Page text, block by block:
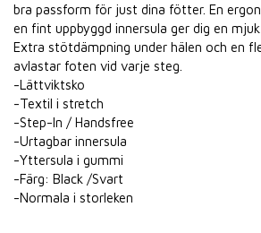
bra passform för just dina fötter. En
en fint uppbyggd innersula ger dig en
Extra stötdämpning under hälen och en
avlastar foten vid varje steg.
-Lättviktsko
-Textil i stretch
-Step-In / Handsfree
-Urtagbar innersula
-Yttersula i gummi
-Färg: Black /Svart
-Normala i storleken